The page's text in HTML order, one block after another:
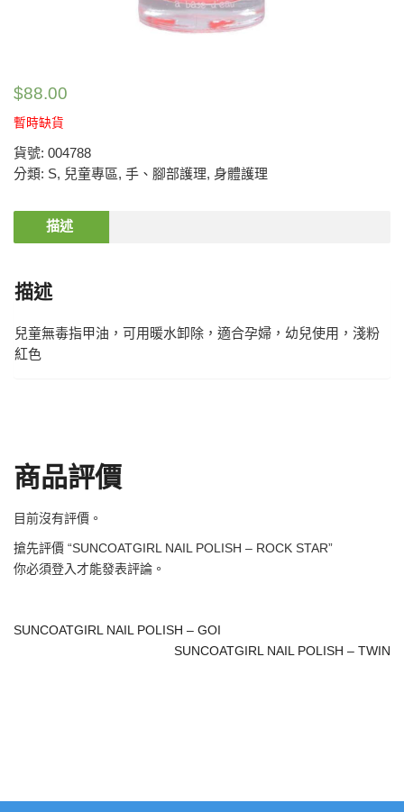
$88.00
暫時缺貨
貨號: 004788
分類: S, 兒童專區, 手、腳部護理, 身體護理
描述
描述
兒童無毒指甲油，可用暖水卸除，適合孕婦，幼兒使用，淺粉
紅色
商品評價
目前沒有評價。
搶先評價 “SUNCOATGIRL NAIL POLISH – ROCK STAR”
你必須登入 才能發表評論。
SUNCOATGIRL NAIL POLISH – GOI
SUNCOATGIRL NAIL POLISH – TWIN